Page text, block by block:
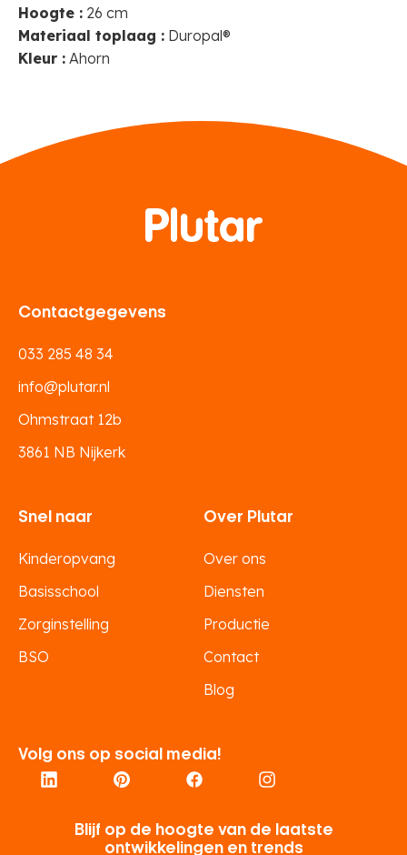
Hoogte : 26 cm
Materiaal toplaag : Duropal®
Kleur : Ahorn
Volg ons op social media!
Contactgegevens
033 285 48 34
info@plutar.nl
Ohmstraat 12b
3861 NB Nijkerk
Snel naar
Kinderopvang
Basisschool
Zorginstelling
BSO
Over Plutar
Over ons
Diensten
Productie
Contact
Blog
Blijf op de hoogte van de laatste
ontwikkelingen en trends